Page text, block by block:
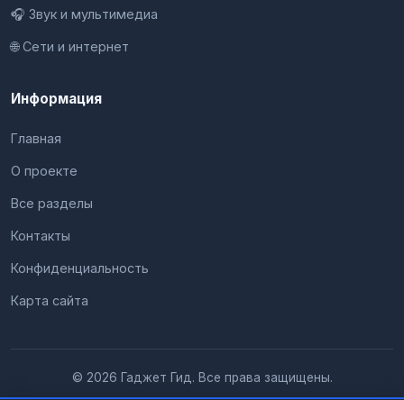
🎧 Звук и мультимедиа
🌐 Сети и интернет
Информация
Главная
О проекте
Все разделы
Контакты
Конфиденциальность
Карта сайта
© 2026 Гаджет Гид. Все права защищены.